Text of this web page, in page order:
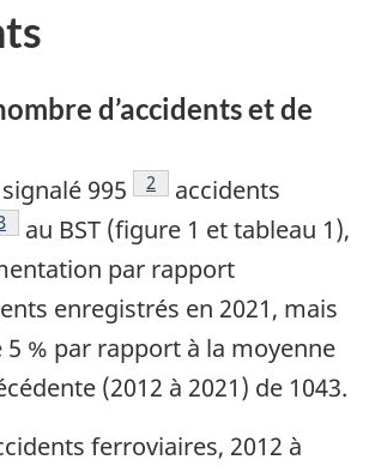
d’accidents et de
995 Note de bas de page
2
accidents
de bas de page
au BST (figure 1 et tableau 1),
par rapport
enregistrés en 2021, mais
5 % par rapport à la moyenne
(2012 à 2021) de 1043.
ferroviaires, 2012 à